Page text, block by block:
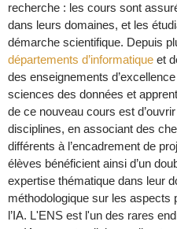
recherche : les cours sont
dans leurs domaines, et les
démarche scientifique. Depuis
départements d’informatique et
des enseignements
sciences des données et
de ce nouveau cours est
disciplines, en associant des
différents à l’encadrement de
élèves bénéficient ainsi d’un
expertise thématique dans leur
méthodologique sur les aspects
l’IA. L'ENS est l'un des rares